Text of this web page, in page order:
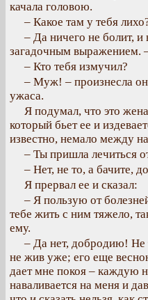
качала головою.
– Какое там у тебя
– Да ничего не болит, и
загадочным выражением.
– Кто тебя измучил?
– Муж! – произнесла
ужаса.
Я подумал, что это
который бьет ее и
известно, немало между
– Ты пришла лечиться
– Нет, не то, а бачите,
Я прервал ее и сказал:
– Я пользую от
тебе жить с ним тяжело,
ему.
– Да нет, добродию! Не
не жив уже; его еще
дает мне покоя – каждую
наваливается на меня и